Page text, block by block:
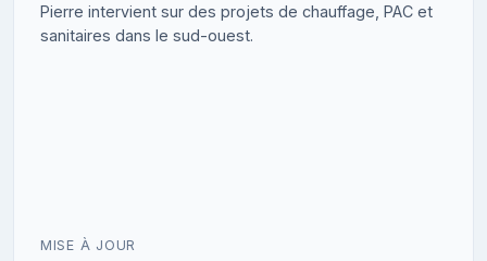
Pierre intervient sur des projets de chauffage, PAC et
sanitaires dans le sud-ouest.
MISE À JOUR